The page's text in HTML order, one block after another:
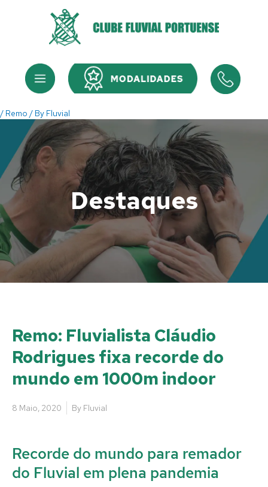
Menu Menu
/ Remo / By Fluvial
Destaques
Remo: Fluvialista Cláudio
Rodrigues fixa recorde do
mundo em 1000m indoor
8 Maio, 2020 By Fluvial
Recorde do mundo para remador
do Fluvial em plena pandemia